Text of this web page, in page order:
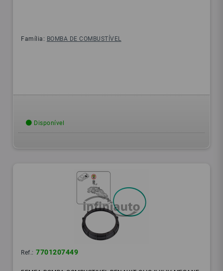
Família: BOMBA DE COMBUSTÍVEL
Disponível
Ref.: 7701207449